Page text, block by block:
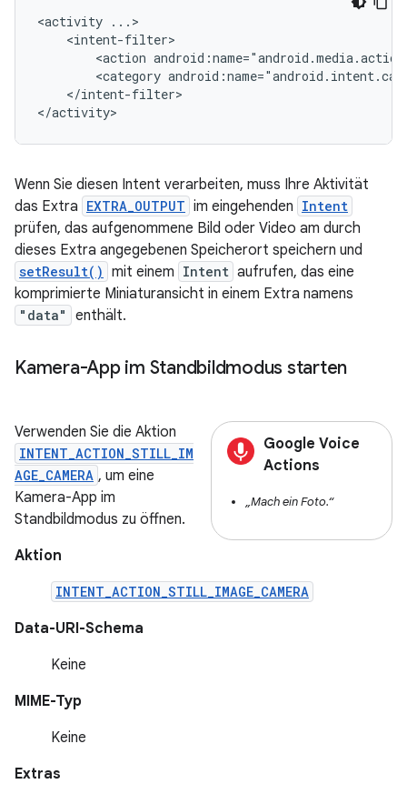
<activity
<action
<category
</intent-filter>
</activity>
Wenn Sie diesen Intent verarbeiten, muss Ihre Aktivität
das Extra EXTRA_OUTPUT im eingehenden Intent
prüfen, das aufgenommene Bild oder Video am durch
dieses Extra angegebenen Speicherort speichern und
setResult() mit einem Intent aufrufen, das eine
komprimierte Miniaturansicht in einem Extra namens
"data" enthält.
Kamera-App im Standbildmodus starten
Google Voice
Actions
„Mach ein Foto.“
Verwenden Sie die Aktion
INTENT_ACTION_STILL_IM
AGE_CAMERA , um eine
Kamera-App im
Standbildmodus zu öffnen.
Aktion
INTENT_ACTION_STILL_IMAGE_CAMERA
Data-URI-Schema
Keine
MIME-Typ
Keine
Extras